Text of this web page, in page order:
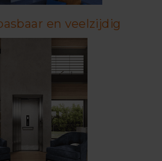
en veelzijdig